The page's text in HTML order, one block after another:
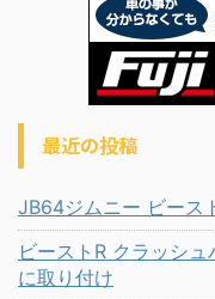
最近の投稿
JB64ジムニー ビース
ビーストR クラッシ
に取り付け